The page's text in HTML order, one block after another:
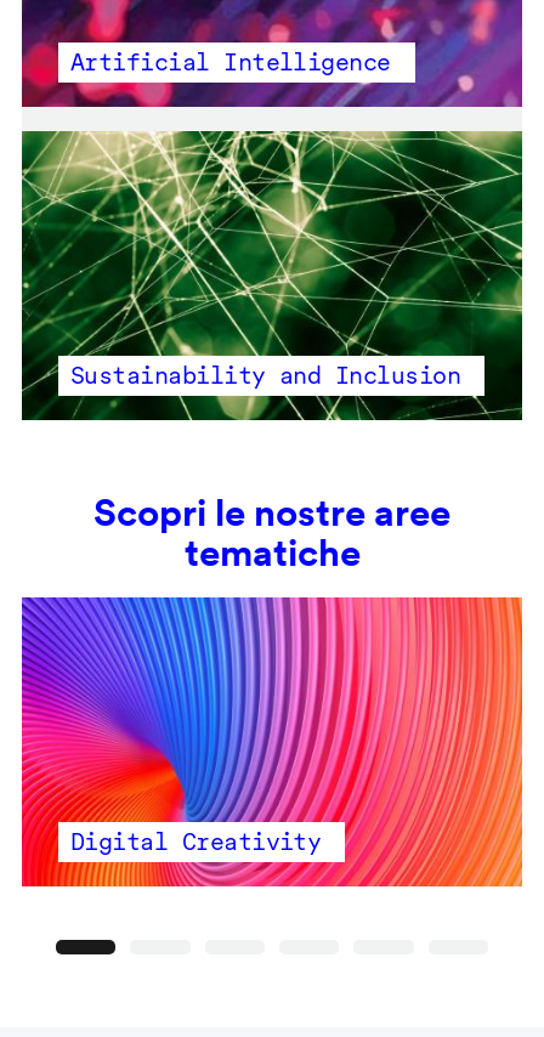
Artificial Intelligence
Sustainability and Inclusion
Scopri le nostre aree
tematiche
Digital Creativity